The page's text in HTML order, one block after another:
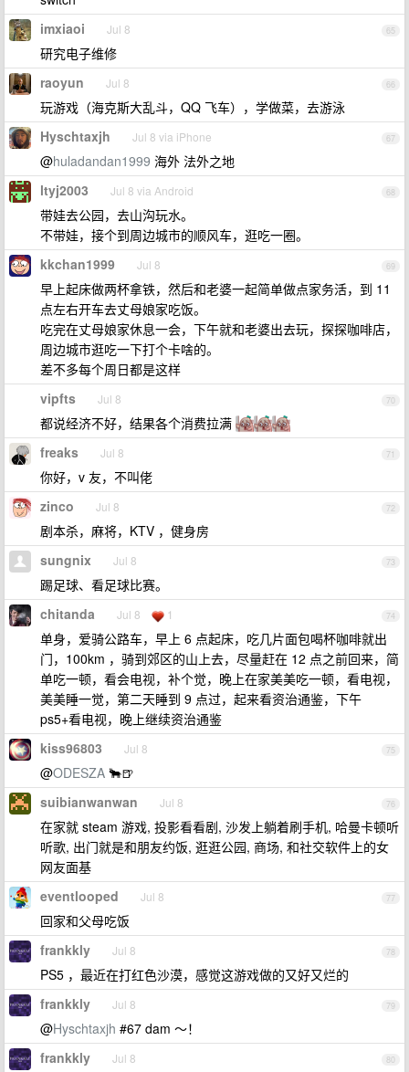
65
imxiaoi Jul 8
研究电子维修
66
raoyun Jul 8
玩游戏（海克斯大乱斗，QQ 飞车），学做菜，去游泳
67
Hyschtaxjh Jul 8 via iPhone
@huladandan1999 海外 法外之地
68
ltyj2003 Jul 8 via Android
带娃去公园，去山沟玩水。
不带娃，接个到周边城市的顺风车，逛吃一圈。
69
kkchan1999 Jul 8
早上起床做两杯拿铁，然后和老婆一起简单做点家务活，到 11
点左右开车去丈母娘家吃饭。
吃完在丈母娘家休息一会，下午就和老婆出去玩，探探咖啡店，
周边城市逛吃一下打个卡啥的。
差不多每个周日都是这样
70
vipfts Jul 8
都说经济不好，结果各个消费拉满
71
freaks Jul 8
你好，v 友，不叫佬
72
zinco Jul 8
剧本杀，麻将，KTV ，健身房
73
sungnix Jul 8
踢足球、看足球比赛。
74
chitanda Jul 8 1
单身，爱骑公路车，早上 6 点起床，吃几片面包喝杯咖啡就出
门，100km ，骑到郊区的山上去，尽量赶在 12 点之前回来，简
单吃一顿，看会电视，补个觉，晚上在家美美吃一顿，看电视，
美美睡一觉，第二天睡到 9 点过，起来看资治通鉴，下午
ps5+看电视，晚上继续资治通鉴
75
kiss96803 Jul 8
@ODESZA 🐂🍺
76
suibianwanwan Jul 8
在家就 steam 游戏, 投影看看剧, 沙发上躺着刷手机, 哈曼卡顿听
听歌, 出门就是和朋友约饭, 逛逛公园, 商场, 和社交软件上的女
网友面基
77
eventlooped Jul 8
回家和父母吃饭
78
frankkly Jul 8
PS5 ，最近在打红色沙漠，感觉这游戏做的又好又烂的
79
frankkly Jul 8
@Hyschtaxjh #67 dam ～！
80
frankkly Jul 8